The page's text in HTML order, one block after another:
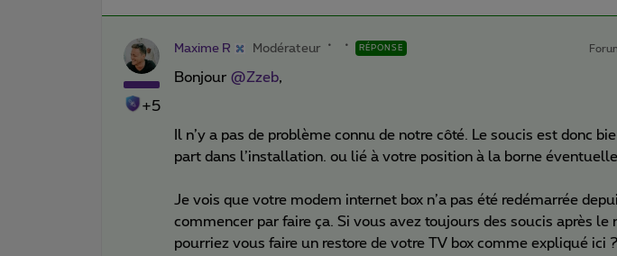
+5
Maxime R Modérateur RÉPONSE
Bonjour ​ @Zzeb,
Il n’y a pas de problème connu de notre côté. Le soucis est donc
part dans l’installation. ou lié à votre position à la borne
Je vois que votre modem internet box n’a pas été redémarrée
commencer par faire ça. Si vous avez toujours des soucis après le
pourriez vous faire un restore de votre TV box comme expliqué ici ?